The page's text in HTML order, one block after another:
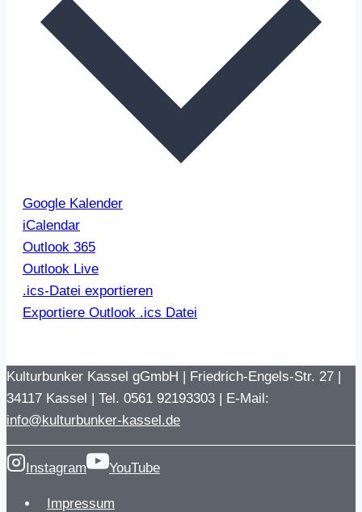
Google Kalender
iCalendar
Outlook 365
Outlook Live
.ics-Datei exportieren
Exportiere Outlook .ics Datei
Kulturbunker Kassel gGmbH | Friedrich-Engels-Str. 27 |
34117 Kassel | Tel. 0561 92193303 | E-Mail:
info@kulturbunker-kassel.de
Instagram YouTube
Impressum